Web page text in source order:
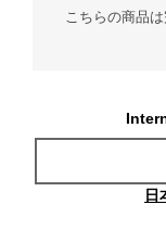
こちらの商品
日